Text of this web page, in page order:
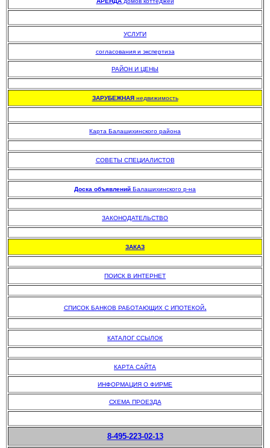
УСЛУГИ
согласования и экспертиза
РАЙОН И ЦЕНЫ
ЗАРУБЕЖНАЯ недвижимость
Карта Балашихинского района
СОВЕТЫ СПЕЦИАЛИСТОВ
Доска объявлений Балашихинского р-на
ЗАКОНОДАТЕЛЬСТВО
ЗАКАЗ
ПОИСК В ИНТЕРНЕТ
СПИСОК БАНКОВ РАБОТАЮЩИХ С ИПОТЕКОЙ.
КАТАЛОГ ССЫЛОК
КАРТА САЙТА
ИНФОРМАЦИЯ О ФИРМЕ
СХЕМА ПРОЕЗДА
8-495-223-02-13